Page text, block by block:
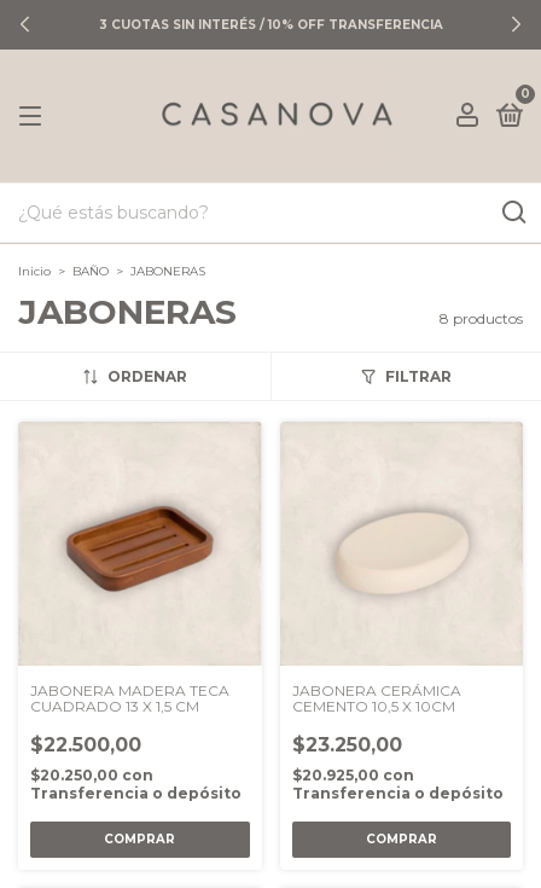
3 CUOTAS SIN INTERÉS / 10% OFF TRANSFERENCIA
0
Inicio > BAÑO > JABONERAS
JABONERAS 8 productos
ORDENAR FILTRAR
JABONERA MADERA TECA
CUADRADO 13 X 1,5 CM
$22.500,00
$20.250,00 con
Transferencia o depósito
JABONERA CERÁMICA
CEMENTO 10,5 X 10CM
$23.250,00
$20.925,00 con
Transferencia o depósito